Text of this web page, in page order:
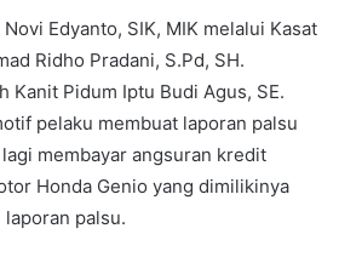
Edyanto, SIK, MIK melalui Kasat
Ridho Pradani, S.Pd, SH.
Kanit Pidum Iptu Budi Agus, SE.
pelaku membuat laporan palsu
membayar angsuran kredit
Honda Genio yang dimilikinya
palsu.